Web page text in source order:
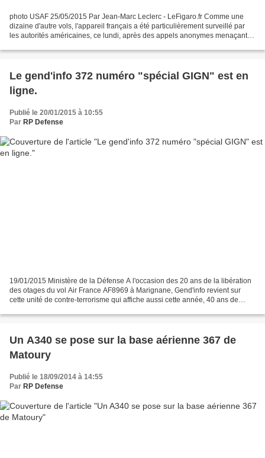
photo USAF 25/05/2015 Par Jean-Marc Leclerc - LeFigaro.fr Comme une
dizaine d'autre vols, l'appareil français a été particulièrement surveillé par
les autorités américaines, ce lundi, après des appels anonymes menaçants
Le gend'info 372 numéro "spécial GIGN" est en
ligne.
Publié le 20/01/2015 à 10:55
Par RP Defense
19/01/2015 Ministère de la Défense A l'occasion des 20 ans de la libération
des otages du vol Air France AF8969 à Marignane, Gend'info revient sur
cette unité de contre-terrorisme qui affiche aussi cette année, 40 ans de
Un A340 se pose sur la base aérienne 367 de
Matoury
Publié le 18/09/2014 à 14:55
Par RP Defense